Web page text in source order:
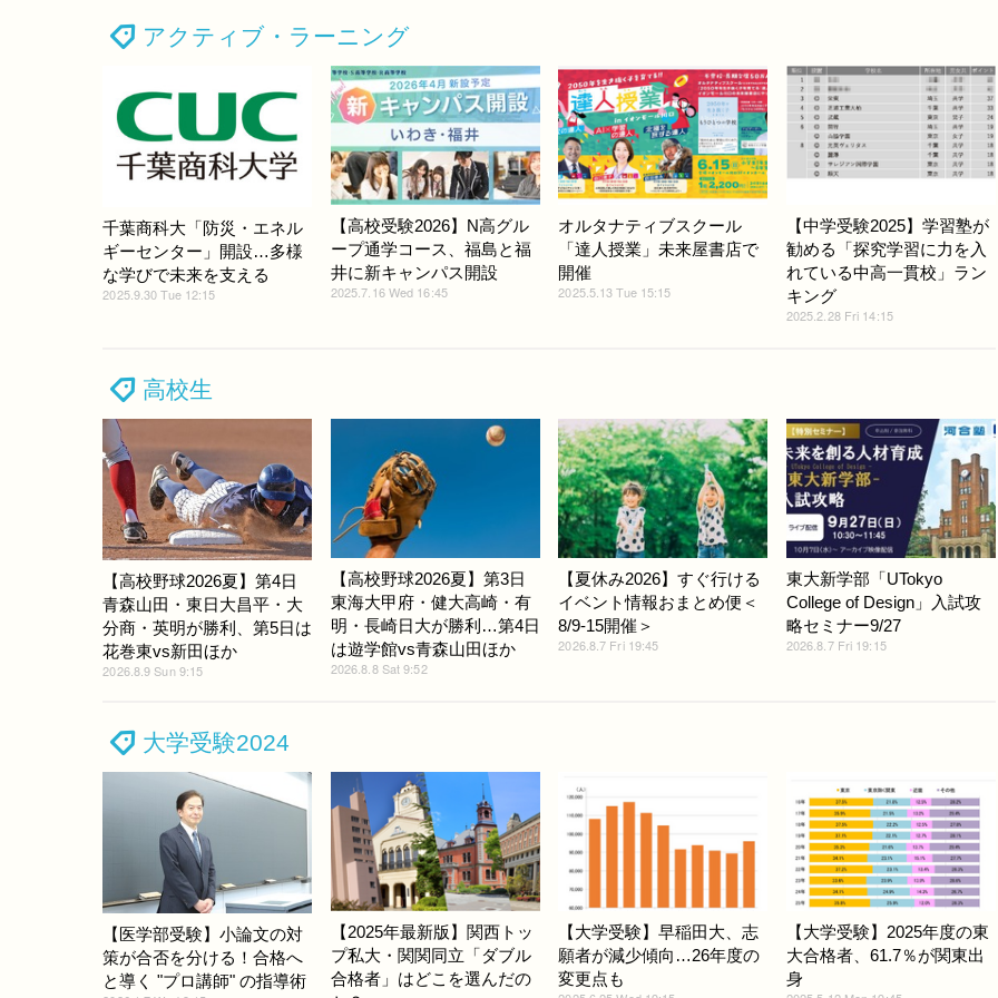
アクティブ・ラーニング
千葉商科大「防災・エネル
ギーセンター」開設…多様
な学びで未来を支える
2025.9.30 Tue 12:15
【高校受験2026】N高グル
ープ通学コース、福島と福
井に新キャンパス開設
2025.7.16 Wed 16:45
オルタナティブスクール
「達人授業」未来屋書店で
開催
2025.5.13 Tue 15:15
【中学受験2025】学習塾が
勧める「探究学習に力を入
れている中高一貫校」ラン
キング
2025.2.28 Fri 14:15
高校生
【高校野球2026夏】第4日
青森山田・東日大昌平・大
分商・英明が勝利、第5日は
花巻東vs新田ほか
2026.8.9 Sun 9:15
【高校野球2026夏】第3日
東海大甲府・健大高崎・有
明・長崎日大が勝利…第4日
は遊学館vs青森山田ほか
2026.8.8 Sat 9:52
【夏休み2026】すぐ行ける
イベント情報おまとめ便＜
8/9-15開催＞
2026.8.7 Fri 19:45
東大新学部「UTokyo
College of Design」入試攻
略セミナー9/27
2026.8.7 Fri 19:15
大学受験2024
【医学部受験】小論文の対
策が合否を分ける！合格へ
と導く "プロ講師" の指導術
【2025年最新版】関西トッ
プ私大・関関同立「ダブル
合格者」はどこを選んだの
【大学受験】早稲田大、志
願者が減少傾向…26年度の
変更点も
【大学受験】2025年度の東
大合格者、61.7％が関東出
身